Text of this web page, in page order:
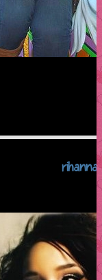
rihanna